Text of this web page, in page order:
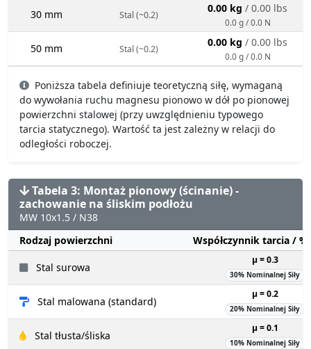
30 mm Stal (~0.2)
0.00 kg / 0.00 lbs
0.0 g / 0.0 N
50 mm Stal (~0.2)
0.00 kg / 0.00 lbs
0.0 g / 0.0 N
Poniższa tabela definiuje teoretyczną siłę, wymaganą
do wywołania ruchu magnesu pionowo w dół po pionowej
powierzchni stalowej (przy uwzględnieniu typowego
tarcia statycznego). Wartość ta jest zależny w relacji do
odległości roboczej.
Tabela 3: Montaż pionowy (ścinanie) -
zachowanie na śliskim podłożu
MW 10x1.5 / N38
Rodzaj powierzchni
Współczynnik tarcia /
Stal surowa
µ = 0.3
30% Nominalnej Siły
Stal malowana (standard)
µ = 0.2
20% Nominalnej Siły
Stal tłusta/śliska
µ = 0.1
10% Nominalnej Siły